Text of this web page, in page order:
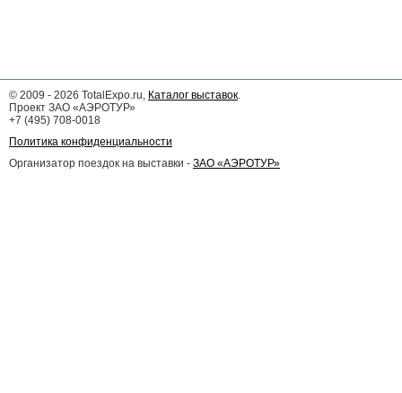
© 2009 - 2026 TotalExpo.ru, Каталог выставок.
Проект ЗАО «АЭРОТУР»
+7 (495) 708-0018
Политика конфиденциальности
Организатор поездок на выставки - ЗАО «АЭРОТУР»